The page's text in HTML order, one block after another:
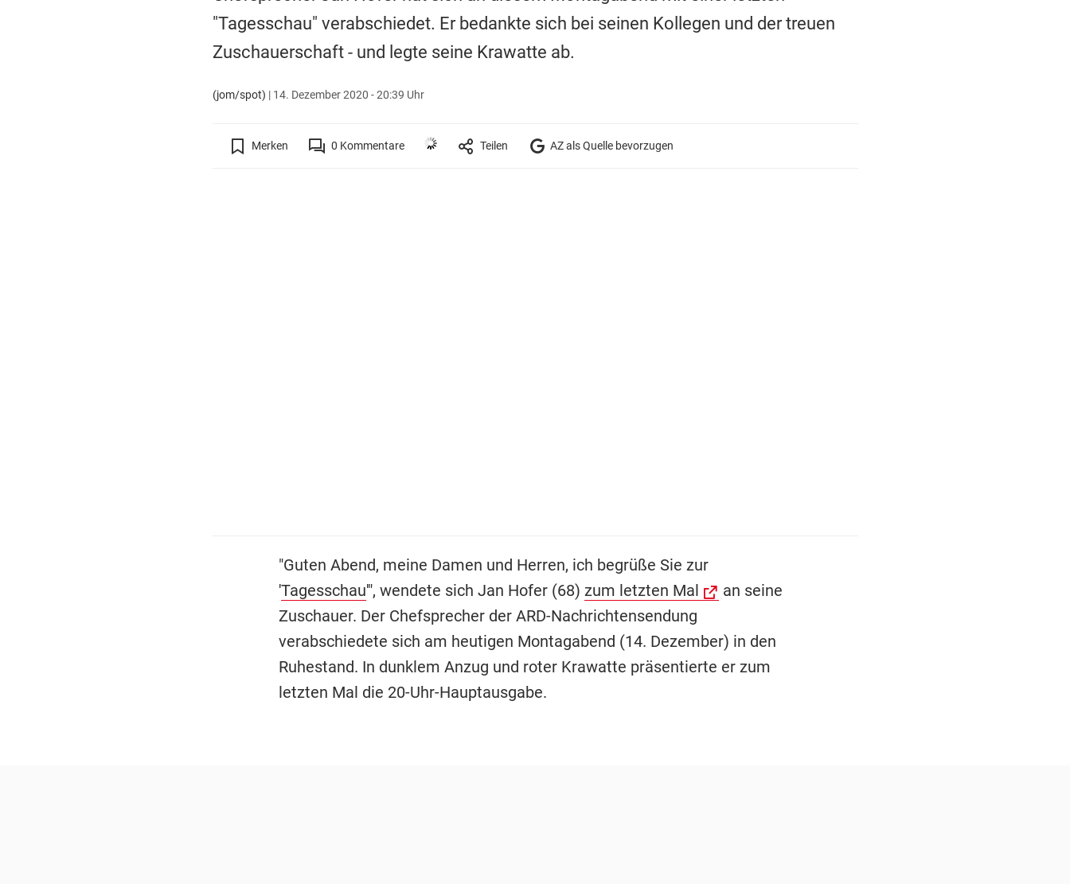
"Tagesschau" verabschiedet. Er bedankte sich bei seinen Kollegen und der treuen
Zuschauerschaft - und legte seine Krawatte ab.
(jom/spot) | 14. Dezember 2020 - 20:39 Uhr
Merken 0 Kommentare Teilen AZ als Quelle bevorzugen
"Guten Abend, meine Damen und Herren, ich begrüße Sie zur
'Tagesschau'", wendete sich Jan Hofer (68) zum letzten Mal
an seine
Zuschauer. Der Chefsprecher der ARD-Nachrichtensendung
verabschiedete sich am heutigen Montagabend (14. Dezember) in den
Ruhestand. In dunklem Anzug und roter Krawatte präsentierte er zum
letzten Mal die 20-Uhr-Hauptausgabe.